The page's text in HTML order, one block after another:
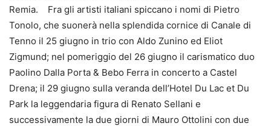
Remia. Fra gli artisti italiani spiccano i nomi di Pietro
Tonolo, che suonerà nella splendida cornice di Canale di
Tenno il 25 giugno in trio con Aldo Zunino ed Eliot
Zigmund; nel pomeriggio del 26 giugno il carismatico duo
Paolino Dalla Porta & Bebo Ferra in concerto a Castel
Drena; il 29 giugno sulla veranda dell’Hotel Du Lac et Du
Park la leggendaria figura di Renato Sellani e
successivamente la due giorni di Mauro Ottolini con due